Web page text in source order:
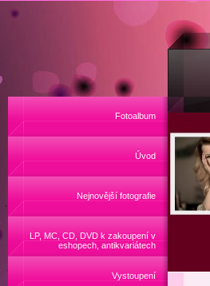
Fotoalbum
Úvod
Nejnovější fotografie
LP, MC, CD, DVD k zakoupení v
eshopech, antikvariátech
Vystoupení